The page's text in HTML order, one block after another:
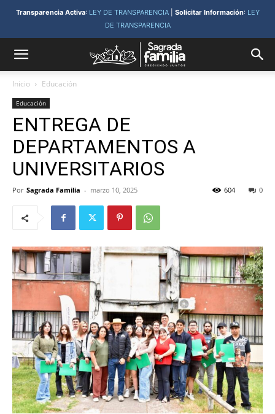
Transparencia Activa: LEY DE TRANSPARENCIA| Solicitar Información: LEY
DE TRANSPARENCIA
Inicio Educación
Educación
ENTREGA DE
DEPARTAMENTOS A
UNIVERSITARIOS
Por Sagrada Familia - marzo 10, 2025 0
604